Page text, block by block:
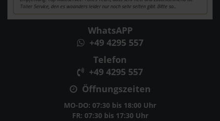
WhatsAPP
+49 4295 557
Telefon
+49 4295 557
Öffnungszeiten
MO-DO: 07:30 bis 18:00 Uhr
FR: 07:30 bis 17:30 Uhr